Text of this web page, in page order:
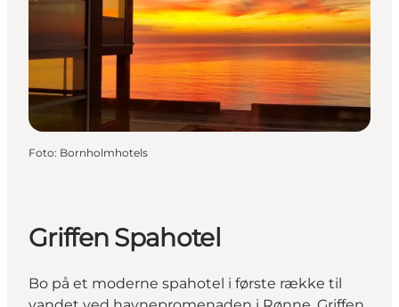
Foto: Bornholmhotels
Griffen Spahotel
Bo på et moderne spahotel i første række til